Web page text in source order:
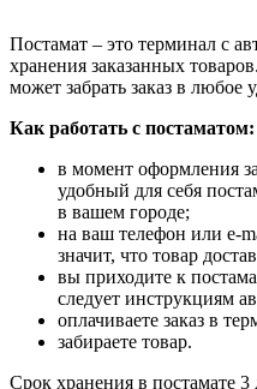
Постамат – это терминал с
хранения заказанных
может забрать заказ в любое
Как работать с постаматом:
в момент оформления
удобный для себя
в вашем городе;
на ваш телефон или e-
значит, что товар
вы приходите к
следует инструкциям
оплачиваете заказ в
забираете товар.
Срок хранения в постамате